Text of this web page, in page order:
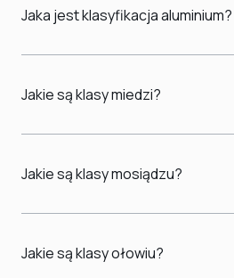
Jaka jest klasyfikacja aluminium?
Jakie są klasy miedzi?
Jakie są klasy mosiądzu?
Jakie są klasy ołowiu?